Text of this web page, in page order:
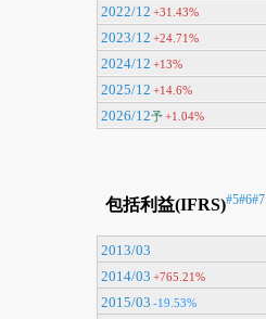
2022/12 +31.43%
2023/12 +24.71%
2024/12 +13%
2025/12 +14.6%
2026/12予+1.04%
包括利益(IFRS)#5#6#7
2013/03
2014/03 +765.21%
2015/03 -19.53%